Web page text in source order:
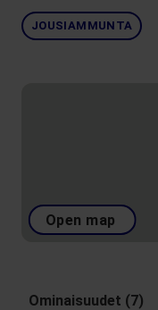
JOUSIAMMUNTA
Open map
Ominaisuudet (7)